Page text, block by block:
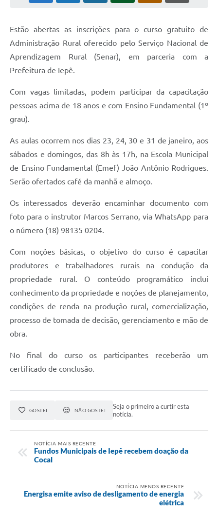
Orçamento Participativo
Legislação
Ouvidoria
Acessibilidade
Contratos
Links
Serviços Online
Telefones Úteis
Diário Oficial
Estão abertas as inscrições para o curso gratuito de
Administração Rural oferecido pelo Serviço Nacional de
Aprendizagem Rural (Senar), em parceria com a
Prefeitura de Iepê.
Com vagas limitadas, podem participar da capacitação
pessoas acima de 18 anos e com Ensino Fundamental (1º
grau).
As aulas ocorrem nos dias 23, 24, 30 e 31 de janeiro, aos
sábados e domingos, das 8h às 17h, na Escola Municipal
de Ensino Fundamental (Emef) João Antônio Rodrigues.
Serão ofertados café da manhã e almoço.
Os interessados deverão encaminhar documento com
foto para o instrutor Marcos Serrano, via WhatsApp para
o número (18) 98135 0204.
Com noções básicas, o objetivo do curso é capacitar
produtores e trabalhadores rurais na condução da
propriedade rural. O conteúdo programático inclui
conhecimento da propriedade e noções de planejamento,
condições de renda na produção rural, comercialização,
processo de tomada de decisão, gerenciamento e mão de
obra.
No final do curso os participantes receberão um
certificado de conclusão.
GOSTEI NÃO GOSTEI
Seja o primeiro a curtir esta
notícia.
NOTÍCIA MAIS RECENTE
Fundos Municipais de Iepê recebem doação da
Cocal
NOTÍCIA MENOS RECENTE
Energisa emite aviso de desligamento de energia
elétrica